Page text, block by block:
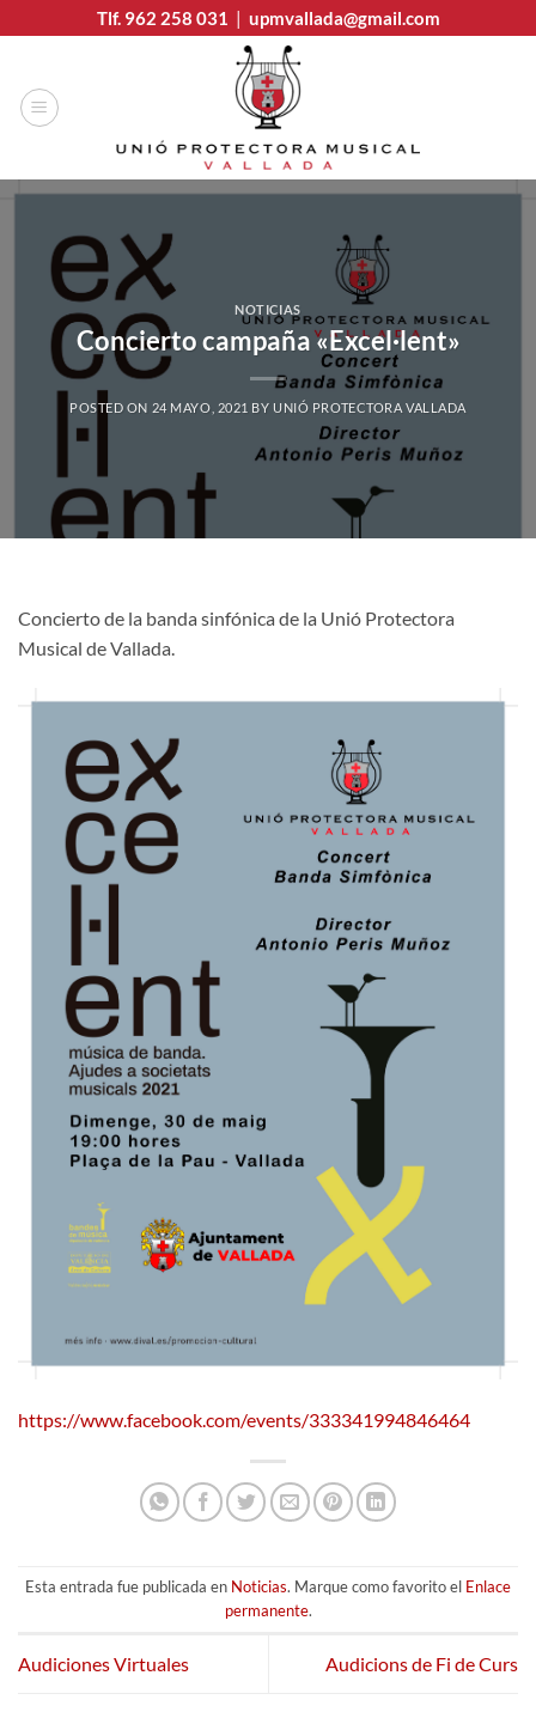
al
Tlf. 962 258 031 | upmvallada@gmail.com
NOTICIAS
Concierto campaña «Excel·lent»
POSTED ON 24 MAYO, 2021 BY UNIÓ PROTECTORA VALLADA
Concierto de la banda sinfónica de la Unió Protectora
Musical de Vallada.
https://www.facebook.com/events/333341994846464
Esta entrada fue publicada en Noticias. Marque como favorito el Enlace
permanente.
Audiciones Virtuales Audicions de Fi de Curs